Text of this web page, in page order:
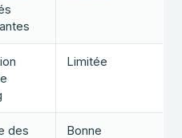
Limitée
des
Bonne